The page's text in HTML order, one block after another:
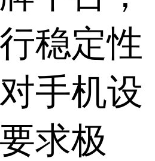
稳定性
手机设
求极